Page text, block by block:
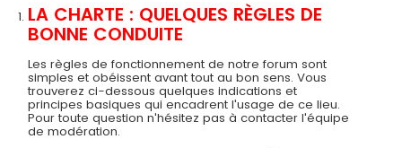
LA CHARTE : QUELQUES RÈGLES DE
BONNE CONDUITE
Les règles de fonctionnement de notre forum sont
simples et obéissent avant tout au bon sens. Vous
trouverez ci-dessous quelques indications et
principes basiques qui encadrent l'usage de ce lieu.
Pour toute question n'hésitez pas à contacter l'équipe
de modération.